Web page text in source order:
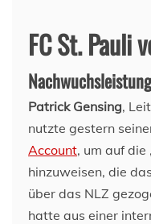
FC St. Pauli
Patrick Gensing,
nutzte gestern
Account, um auf die
hinzuweisen, die das
über das NLZ
hatte aus einer